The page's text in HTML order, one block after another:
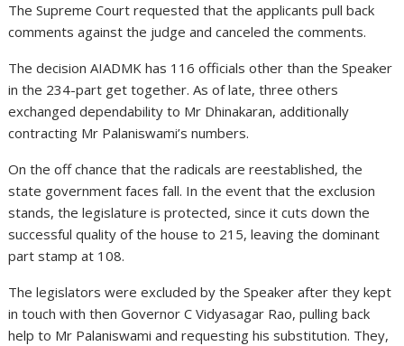
The Supreme Court requested that the applicants pull back
comments against the judge and canceled the comments.
The decision AIADMK has 116 officials other than the Speaker
in the 234-part get together. As of late, three others
exchanged dependability to Mr Dhinakaran, additionally
contracting Mr Palaniswami’s numbers.
On the off chance that the radicals are reestablished, the
state government faces fall. In the event that the exclusion
stands, the legislature is protected, since it cuts down the
successful quality of the house to 215, leaving the dominant
part stamp at 108.
The legislators were excluded by the Speaker after they kept
in touch with then Governor C Vidyasagar Rao, pulling back
help to Mr Palaniswami and requesting his substitution. They,